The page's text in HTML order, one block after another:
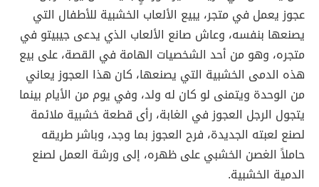
عجوز يعمل في متجر، يبيع الألعاب الخشبية للأطفال التي
يصنعها بنفسه، وعاش صانع الألعاب الذي يدعى جيبيتو في
متجره، وهو من أحد الشخصيات الهامة في القصة، على بيع
هذه الدمى الخشبية التي يصنعها، كان هذا العجوز يعاني
من الوحدة ويتمنى لو كان له ولد، وفي يوم من الأيام بينما
يتجول الرجل العجوز في الغابة، رأى قطعة خشبية ملائمة
لصنع لعبته الجديدة، فرح العجوز بما وجد، وباشر طريقه
حاملاً الغصن الخشبي على ظهره، إلى ورشة العمل لصنع
الدمية الخشبية.